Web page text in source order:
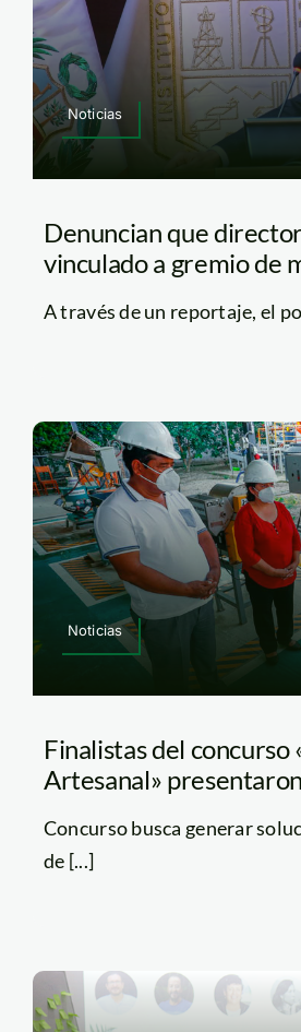
Noticias
Denuncian que
vinculado a gremio de
A través de un reportaje, el
Noticias
Finalistas del
Artesanal»
Concurso busca generar
de [...]